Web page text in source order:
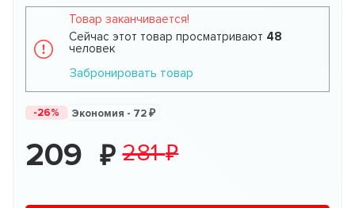
Товар заканчивается!
Сейчас этот товар просматривают 48
человек
Забронировать товар
-26% Экономия - 72
209 281